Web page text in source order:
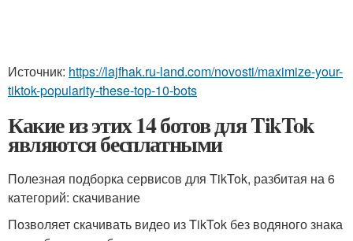
Источник: https://lajfhak.ru-land.com/novosti/maximize-your-
tiktok-popularity-these-top-10-bots
Какие из этих 14 ботов для TikTok
являются бесплатными
Полезная подборка сервисов для TikTok, разбитая на 6
категорий: скачивание
Позволяет скачивать видео из TikTok без водяного знака